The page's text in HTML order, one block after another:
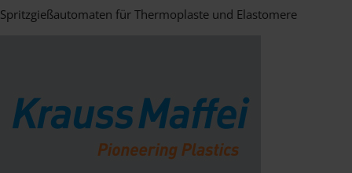
Spritzgießautomaten für Thermoplaste und Elastomere